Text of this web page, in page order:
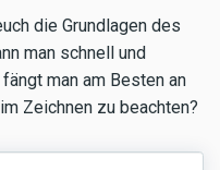
die Grundlagen des
man schnell und
man am Besten an
Zeichnen zu beachten?